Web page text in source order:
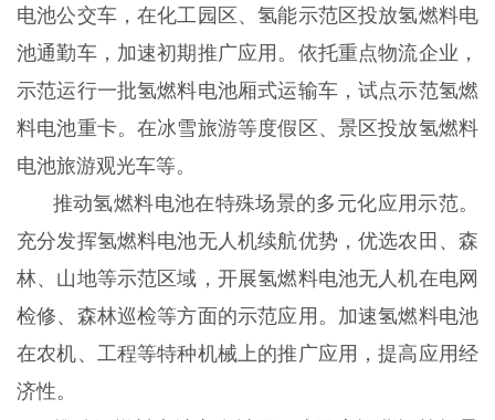
电池公交车，在化工园区、氢能示范区投放氢燃料电
池通勤车，加速初期推广应用。依托重点物流企业，
示范运行一批氢燃料电池厢式运输车，试点示范氢燃
料电池重卡。在冰雪旅游等度假区、景区投放氢燃料
电池旅游观光车等。
推动氢燃料电池在特殊场景的多元化应用示范。
充分发挥氢燃料电池无人机续航优势，优选农田、森
林、山地等示范区域，开展氢燃料电池无人机在电网
检修、森林巡检等方面的示范应用。加速氢燃料电池
在农机、工程等特种机械上的推广应用，提高应用经
济性。